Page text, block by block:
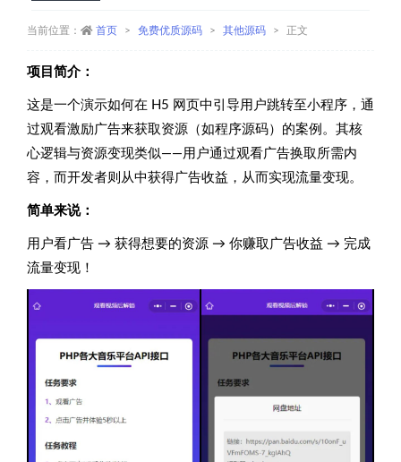
当前位置： 首页 免费优质源码 其他源码 正文
项目简介：
这是一个演示如何在 H5 网页中引导用户跳转至小程序，通
过观看激励广告来获取资源（如程序源码）的案例。其核
心逻辑与资源变现类似——用户通过观看广告换取所需内
容，而开发者则从中获得广告收益，从而实现流量变现。
简单来说：
用户看广告 → 获得想要的资源 → 你赚取广告收益 → 完成
流量变现！